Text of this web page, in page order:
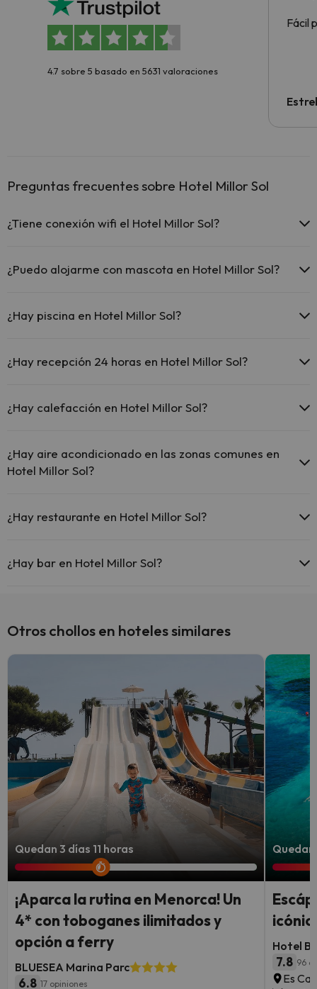
4.7 sobre 5 basado en 5631 valoraciones
Fácil
Preguntas frecuentes sobre Hotel Millor Sol
¿Tiene conexión wifi el Hotel Millor Sol?
El Hotel Millor Sol ofrece Wi-Fi gratuito en zonas comunes.
¿Puedo alojarme con mascota en Hotel Millor Sol?
¿Hay piscina en Hotel Millor Sol?
Aquí tienes más info sobre la piscina y otras instalaciones.
Piscina al aire libre (toda la temporada)
¿Hay recepción 24 horas en Hotel Millor Sol?
¿Hay calefacción en Hotel Millor Sol?
¿Hay aire acondicionado en las zonas comunes en
Hotel Millor Sol?
¿Hay restaurante en Hotel Millor Sol?
¿Hay bar en Hotel Millor Sol?
Otros chollos en hoteles similares
Quedan 3 días 11 horas
¡Aparca la rutina en Menorca! Un
4* con toboganes ilimitados y
opción a ferry
BLUESEA Marina Parc
6.8 17 opiniones
Hotel
7.8 96
Es